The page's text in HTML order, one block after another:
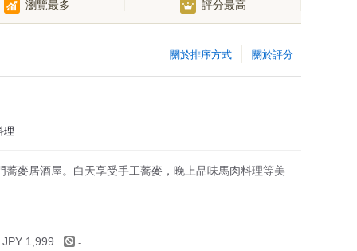
町
瀏覽最多 評分最高
關於評分
關於排序方式
理
麥居酒屋。白天享受手工蕎麥，晚上品味馬肉料理等美
1,999 -